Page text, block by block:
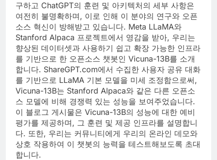
구하고 ChatGPT의 훈련 및 아키텍처의 세부 사항은
여전히 불명확하며, 이로 인해 이 분야의 연구와 오픈
소스 혁신이 방해받고 있습니다. Meta LLaMA와
Stanford Alpaca 프로젝트에서 영감을 받아, 우리는
향상된 데이터셋과 사용하기 쉽고 확장 가능한 인프라
를 기반으로 한 오픈소스 챗봇인 Vicuna-13B를 소개
합니다. ShareGPT.com에서 수집한 사용자 공유 대화
를 기반으로 LLaMA 기본 모델을 미세 조정함으로써,
Vicuna-13B는 Stanford Alpaca와 같은 다른 오픈소
스 모델에 비해 경쟁력 있는 성능을 보여주었습니다.
이 블로그 게시물은 Vicuna-13B의 성능에 대한 예비
평가를 제공하며, 그 훈련 및 제공 인프라를 설명합니
다. 또한, 우리는 커뮤니티에게 우리의 온라인 데모와
상호 작용하여 이 챗봇의 능력을 테스트해보도록 초대
합니다.